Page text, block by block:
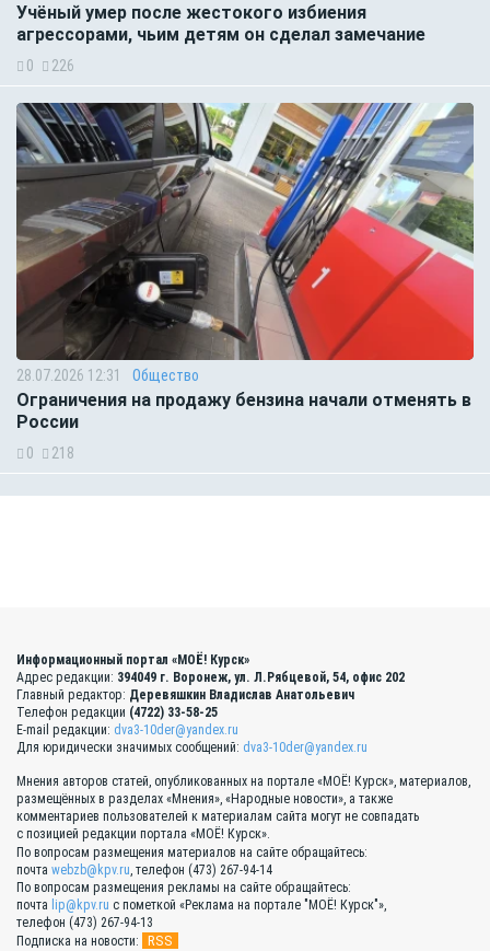
Учёный умер после жестокого избиения
агрессорами, чьим детям он сделал замечание
0 226
28.07.2026 12:31 Общество
Ограничения на продажу бензина начали отменять в
России
0 218
Информационный портал «МОЁ! Курск»
Адрес редакции: 394049 г. Воронеж, ул. Л.Рябцевой, 54, офис 202
Главный редактор: Деревяшкин Владислав Анатольевич
Телефон редакции (4722) 33-58-25
E-mail редакции: dva3-10der@yandex.ru
Для юридически значимых сообщений: dva3-10der@yandex.ru
Мнения авторов статей, опубликованных на портале «МОЁ! Курск», материалов,
размещённых в разделах «Мнения», «Народные новости», а также
комментариев пользователей к материалам сайта могут не совпадать
с позицией редакции портала «МОЁ! Курск».
По вопросам размещения материалов на сайте обращайтесь:
почта webzb@kpv.ru, телефон (473) 267-94-14
По вопросам размещения рекламы на сайте обращайтесь:
почта lip@kpv.ru с пометкой «Реклама на портале "МОЁ! Курск"»,
телефон (473) 267-94-13
Подписка на новости:
RSS